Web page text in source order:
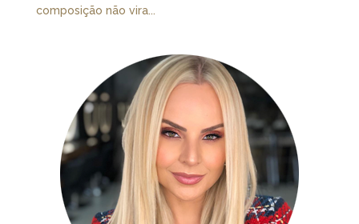
composição não vira...